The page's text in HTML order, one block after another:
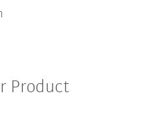
Product